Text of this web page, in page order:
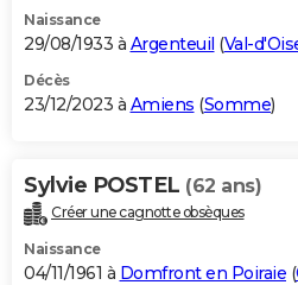
Naissance
29/08/1933 à Argenteuil (Val-
Décès
23/12/2023 à Amiens (Somme)
Sylvie POSTEL (62 ans)
Créer une cagnotte obsèques
Naissance
04/11/1961 à Domfront en Poiraie (